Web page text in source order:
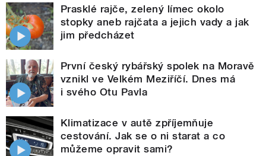
Prasklé rajče, zelený límec okolo
stopky aneb rajčata a jejich vady a jak
jim předcházet
První český rybářský spolek na Moravě
vznikl ve Velkém Meziříčí. Dnes má
i svého Otu Pavla
Klimatizace v autě zpříjemňuje
cestování. Jak se o ni starat a co
můžeme opravit sami?